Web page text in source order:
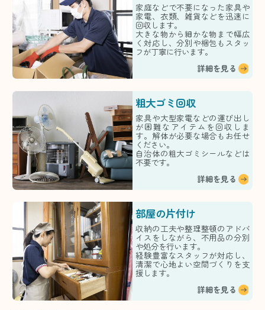
家庭などで不要になった家具や
家電、衣類、雑貨などを迅速に
回収します。
大きな物から細かな物まで幅広
く対応し、分別や梱包もスタッ
フが丁寧に行います。
詳細を見る
粗大ゴミ回収
家具や大型家電などの運び出し
が困難なアイテムを回収しま
す。解体が必要な場合もお任せ
ください。
自治体の粗大ゴミシールなどは
不要です。
詳細を見る
部屋の片付け
収納の工夫や整理整頓のアドバ
イスをしながら、不用品の分別
や処分を行います。
経験豊富なスタッフが対応し、
清潔で心地よい空間づくりを支
援します。
詳細を見る